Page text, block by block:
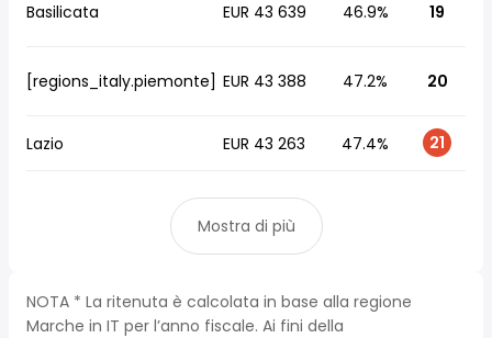
Basilicata EUR 43 639 46.9% 19
[regions_italy.piemonte] EUR 43 388 47.2% 20
Lazio EUR 43 263 47.4% 21
Mostra di più
NOTA * La ritenuta è calcolata in base alla regione
Marche in IT per l’anno fiscale. Ai fini della